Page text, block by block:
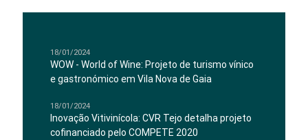
18/01/2024
WOW - World of Wine: Projeto de turismo vínico
e gastronómico em Vila Nova de Gaia
18/01/2024
Inovação Vitivinícola: CVR Tejo detalha projeto
cofinanciado pelo COMPETE 2020